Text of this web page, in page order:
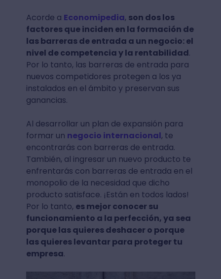
Acorde a Economipedia, son dos los
factores que inciden en la formación de
las barreras de entrada a un negocio: el
nivel de competencia y la rentabilidad.
Por lo tanto, las barreras de entrada para
nuevos competidores protegen a los ya
instalados en el ámbito y preservan sus
ganancias.
Al desarrollar un plan de expansión para
formar un negocio internacional, te
encontrarás con barreras de entrada.
También, al ingresar un nuevo producto te
enfrentarás con barreras de entrada en el
monopolio de la necesidad que dicho
producto satisface. ¡Están en todos lados!
Por lo tanto, es mejor conocer su
funcionamiento a la perfección, ya sea
porque las quieres deshacer o porque
las quieres levantar para proteger tu
empresa.